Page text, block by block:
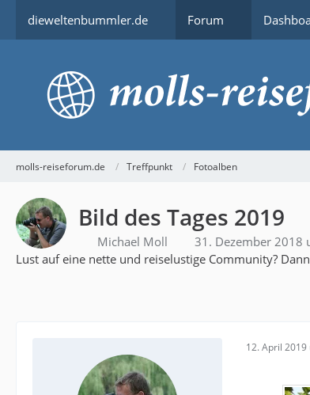
dieweltenbummler.de Forum
molls-reiseforum.de Treffpunkt Fotoalben
Bild des Tages 2019
Michael Moll
31. Dezember 2018
Lust auf eine nette und reiselustige Community?
12. April 2019